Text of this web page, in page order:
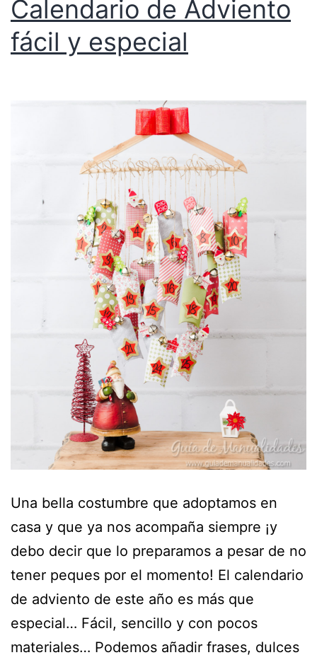
Calendario de Adviento
fácil y especial
Una bella costumbre que adoptamos en
casa y que ya nos acompaña siempre ¡y
debo decir que lo preparamos a pesar de no
tener peques por el momento! El calendario
de adviento de este año es más que
especial… Fácil, sencillo y con pocos
materiales… Podemos añadir frases, dulces